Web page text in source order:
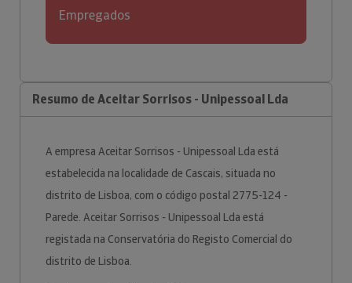
Empregados
Resumo de Aceitar Sorrisos - Unipessoal Lda
A empresa Aceitar Sorrisos - Unipessoal Lda está
estabelecida na localidade de Cascais, situada no
distrito de Lisboa, com o código postal 2775-124 -
Parede. Aceitar Sorrisos - Unipessoal Lda está
registada na Conservatória do Registo Comercial do
distrito de Lisboa.